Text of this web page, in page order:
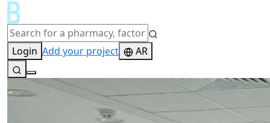
Login Add your project AR